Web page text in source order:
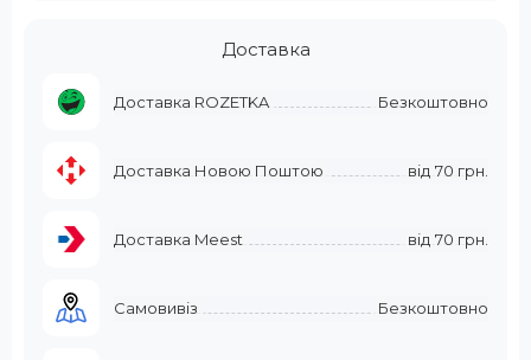
Доставка
Доставка ROZETKA Безкоштовно
Доставка Новою Поштою від 70 грн.
Доставка Meest від 70 грн.
Самовивіз Безкоштовно